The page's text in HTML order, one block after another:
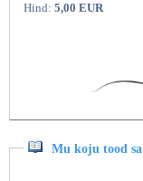
Hind: 5,00 EUR
Mu koju tood sa